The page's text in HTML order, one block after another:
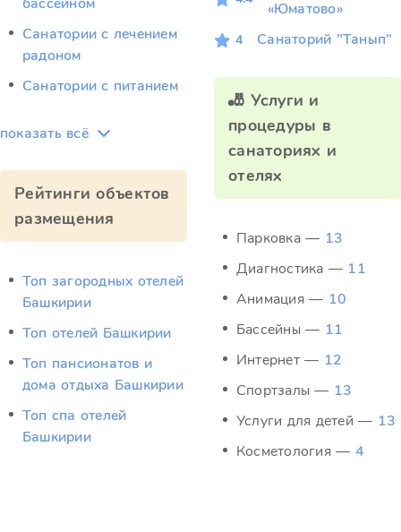
Санатории с лечением
радоном
Санатории с питанием
показать всё
Рейтинги объектов
размещения
Топ загородных отелей
Башкирии
Топ отелей Башкирии
Топ пансионатов и
дома отдыха Башкирии
Топ спа отелей
Башкирии
«Юматово»
4 Санаторий "Танып"
🎳 Услуги и
процедуры в
санаториях и
отелях
Парковка — 13
Диагностика — 11
Анимация — 10
Бассейны — 11
Интернет — 12
Спортзалы — 13
Услуги для детей — 13
Косметология — 4